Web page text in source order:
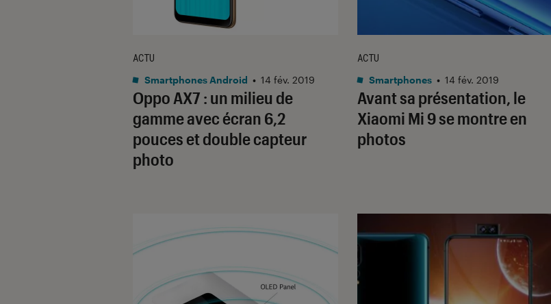
Oppo AX7 : un milieu de
gamme avec écran 6,2
pouces et double capteur
photo
ACTU
Smartphones Android • 14 fév. 2019
Avant sa présentation, le
Xiaomi Mi 9 se montre en
photos
ACTU
Smartphones • 14 fév. 2019